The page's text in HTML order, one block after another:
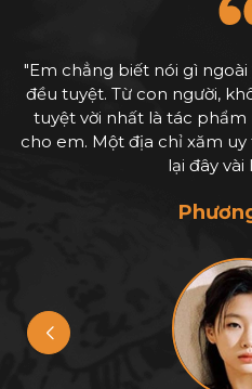
"Em chẳng biết nói gì
đều tuyệt. Từ con người,
tuyệt vời nhất là tác
cho em. Một địa chỉ xăm
lại đây vài